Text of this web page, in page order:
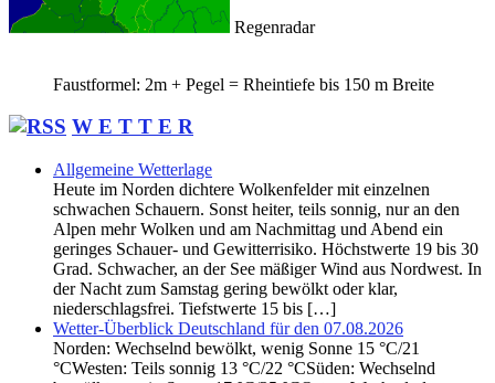
Regenradar
Faustformel: 2m + Pegel = Rheintiefe bis 150 m Breite
W E T T E R
Allgemeine Wetterlage
Heute im Norden dichtere Wolkenfelder mit einzelnen
schwachen Schauern. Sonst heiter, teils sonnig, nur an den
Alpen mehr Wolken und am Nachmittag und Abend ein
geringes Schauer- und Gewitterrisiko. Höchstwerte 19 bis 30
Grad. Schwacher, an der See mäßiger Wind aus Nordwest. In
der Nacht zum Samstag gering bewölkt oder klar,
niederschlagsfrei. Tiefstwerte 15 bis […]
Wetter-Überblick Deutschland für den 07.08.2026
Norden: Wechselnd bewölkt, wenig Sonne 15 °C/21
°CWesten: Teils sonnig 13 °C/22 °CSüden: Wechselnd